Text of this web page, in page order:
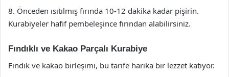
8. Önceden ısıtılmış fırında 10-12 dakika kadar pişirin.
Kurabiyeler hafif pembeleşince fırından alabilirsiniz.
Fındıklı ve Kakao Parçalı Kurabiye
Fındık ve kakao birleşimi, bu tarife harika bir lezzet katıyor.